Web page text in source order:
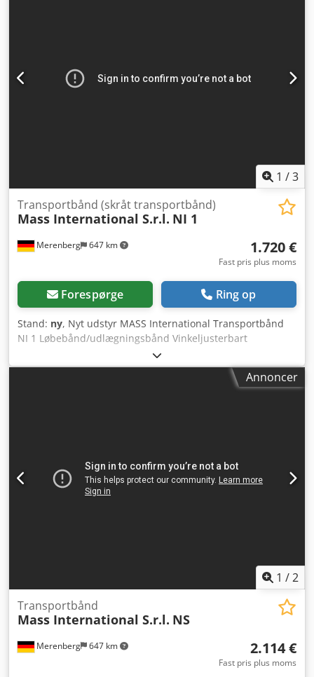
mellem profiler: 500 mm Profilhøjde: 30 mm
Båndhastighed: 3 m/min Standardstyring med
1 /3
Merenberg 647 km
Transportbånd (skråt transportbånd)
Mass International S.r.l. NI 1
1.720 €
Fast pris plus moms
Forespørge Ring op
Stand: ny, Nyt udstyr MASS International Transportbånd
NI 1 Løbebånd/udlægningsbånd Vinkeljusterbart
transportbånd med tragt i indføringsdelen kort
leveringstid Eksempel: NI 1 Længde 1500 mm Brugbar
bredde 250 mm Ydre bredde 305 mm (uden motor)
efter kundens ønske FDA-godkendt bånd ændret
båndhastighed osv.
Annoncer
1 /2
Merenberg 647 km
Transportbånd
Mass International S.r.l. NS
2.114 €
Fast pris plus moms